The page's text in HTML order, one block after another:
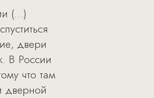
(…)
двери
В России
что там
дверной